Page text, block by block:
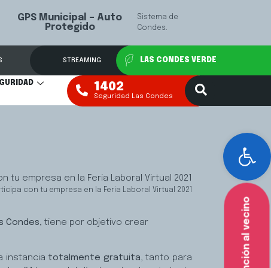
VER MÁS
STREAMING LAS CONDES VERDE
1402
Seguridad Las Condes
Atención al vecino
con tu empresa en la Feria Laboral Virtual 2021
Condes, tiene por objetivo crear
instancia totalmente gratuita, tanto para